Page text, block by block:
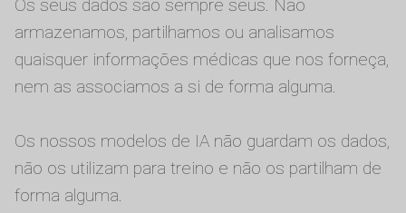
Os seus dados são sempre seus. Não
armazenamos, partilhamos ou analisamos
quaisquer informações médicas que nos forneça,
nem as associamos a si de forma alguma.
Os nossos modelos de IA não guardam os dados,
não os utilizam para treino e não os partilham de
forma alguma.